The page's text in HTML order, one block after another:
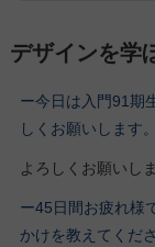
デザインを学
ー今日は入門91期
しくお願いします。
よろしくお願いしま
ー45日間お疲れ様
かけを教えてくださ